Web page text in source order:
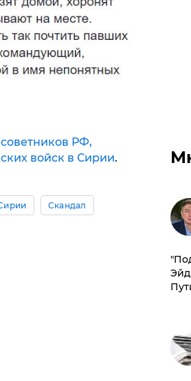
РФ,
войск в Сирии.
Скандал